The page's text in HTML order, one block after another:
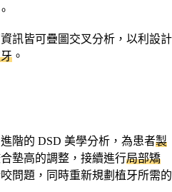
訊皆可疊圖交叉分析，以利設計
。
階的 DSD 美學分析，為患者製
合墊高的調整，接續進行局部矯
問題，同時重新規劃植牙所需的